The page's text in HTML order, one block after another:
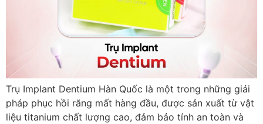
Trụ Implant Dentium Hàn Quốc là một trong những giải
pháp phục hồi răng mất hàng đầu, được sản xuất từ vật
liệu titanium chất lượng cao, đảm bảo tính an toàn và